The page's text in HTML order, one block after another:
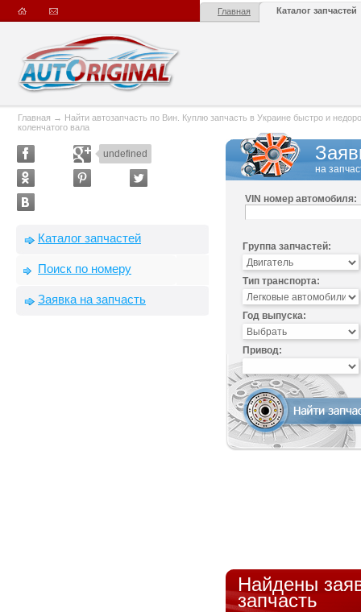
Главная Каталог запчастей
Главная → Найти автозапчасть по Вин. Куплю запчасть в Украине быстро и
коленчатого вала
undefined
Каталог запчастей
Поиск по номеру
Заявка на запчасть
на
VIN номер автомобиля:
Группа запчастей:
Тип транспорта:
Год выпуска:
Привод:
Найдены
запчасть